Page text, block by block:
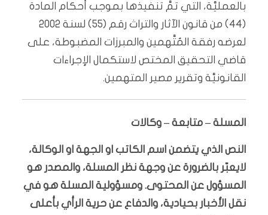
بالعمليَّة، التي تمَّ تنفيذها بموجب أحكام المادة
(44) من قانون الآثار والتراث رقم (55) لسنة 2002
لعرضه رفقة المُتَّهمين والمبرزات المضبوطة، على
قاضي التحقيق المختص لاستكمال الإجراءات
القانونيَّة وتقرير مصير المتهمين.
المسلة – متابعة – وكالات
النص الذي يتضمن اسم الكاتب او الجهة او الوكالة،
لايعبّر بالضرورة عن وجهة نظر المسلة، والمصدر هو
المسؤول عن المحتوى. ومسؤولية المسلة هو في
نقل الأخبار بحيادية، والدفاع عن حرية الرأي بأعلى